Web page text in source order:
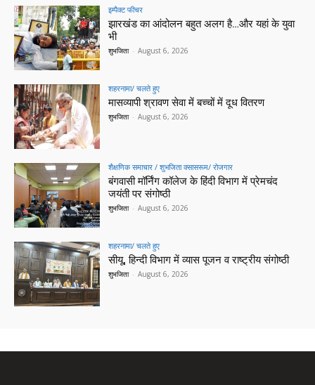
इम्पैक्ट फीचर
झारखंड का आंदोलन बहुत अलग है…और यहां के युवा
भी
शुभजिता - August 6, 2026
शहरनामा/ चलते हुए
मासव्यापी श्रावण सेवा में बच्चों में दूध वितरण
शुभजिता - August 6, 2026
शैक्षणिक समाचार / शुभजिता क्सासरूम/ रोजगार
बंगवासी मॉर्निंग कॉलेज के हिंदी विभाग में प्रेमचंद
जयंती पर संगोष्ठी
शुभजिता - August 6, 2026
शहरनामा/ चलते हुए
सीयू, हिन्दी विभाग में व्यास पूजन व राष्ट्रीय संगोष्ठी
शुभजिता - August 6, 2026